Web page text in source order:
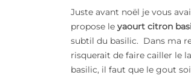
Juste avant noël je vous
propose le yaourt citron
subtil du basilic. Dans ma
risquerait de faire cailler le
basilic, il faut que le gout